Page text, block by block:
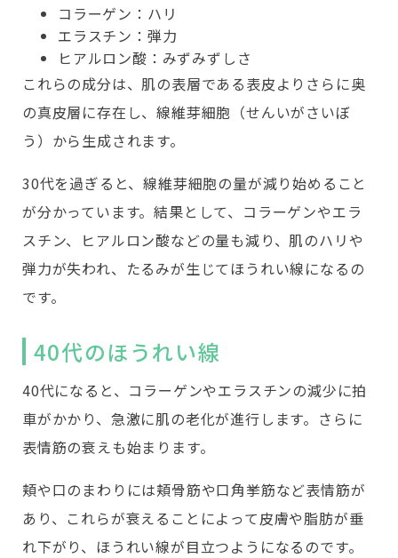
コラーゲン：ハリ
エラスチン：弾力
ヒアルロン酸：みずみずしさ
これらの成分は、肌の表層である表皮よりさらに奥
の真皮層に存在し、線維芽細胞（せんいがさいぼ
う）から生成されます。
30代を過ぎると、線維芽細胞の量が減り始めること
が分かっています。結果として、コラーゲンやエラ
スチン、ヒアルロン酸などの量も減り、肌のハリや
弾力が失われ、たるみが生じてほうれい線になるの
です。
40代のほうれい線
40代になると、コラーゲンやエラスチンの減少に拍
車がかかり、急激に肌の老化が進行します。さらに
表情筋の衰えも始まります。
頬や口のまわりには頬骨筋や口角挙筋など表情筋が
あり、これらが衰えることによって皮膚や脂肪が垂
れ下がり、ほうれい線が目立つようになるのです。